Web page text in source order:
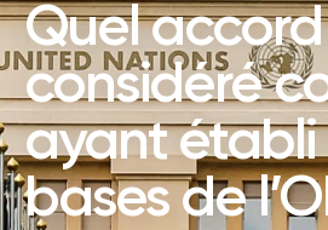
Quel
considéré
ayant établi
bases de